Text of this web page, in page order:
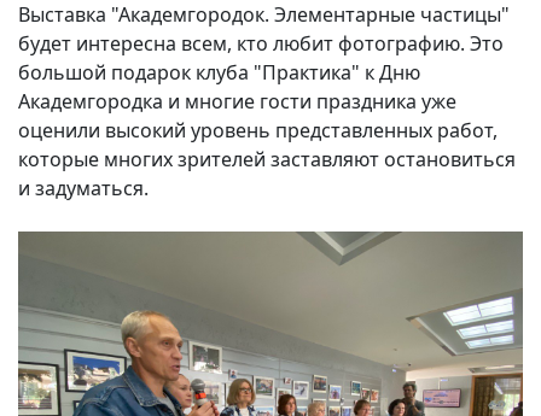
Выставка "Академгородок. Элементарные частицы"
будет интересна всем, кто любит фотографию. Это
большой подарок клуба "Практика" к Дню
Академгородка и многие гости праздника уже
оценили высокий уровень представленных работ,
которые многих зрителей заставляют остановиться
и задуматься.